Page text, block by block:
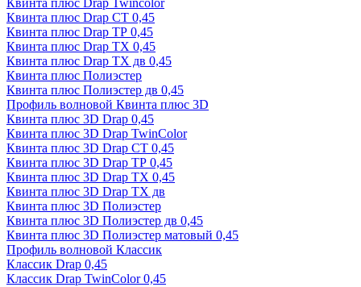
Квинта плюс Drap Twincolor
Квинта плюс Drap СТ 0,45
Квинта плюс Drap ТР 0,45
Квинта плюс Drap ТХ 0,45
Квинта плюс Drap ТХ дв 0,45
Квинта плюс Полиэстер
Квинта плюс Полиэстер дв 0,45
Профиль волновой Квинта плюс 3D
Квинта плюс 3D Drap 0,45
Квинта плюс 3D Drap TwinColor
Квинта плюс 3D Drap СТ 0,45
Квинта плюс 3D Drap ТР 0,45
Квинта плюс 3D Drap ТХ 0,45
Квинта плюс 3D Drap ТХ дв
Квинта плюс 3D Полиэстер
Квинта плюс 3D Полиэстер дв 0,45
Квинта плюс 3D Полиэстер матовый 0,45
Профиль волновой Классик
Классик Drap 0,45
Классик Drap TwinColor 0,45